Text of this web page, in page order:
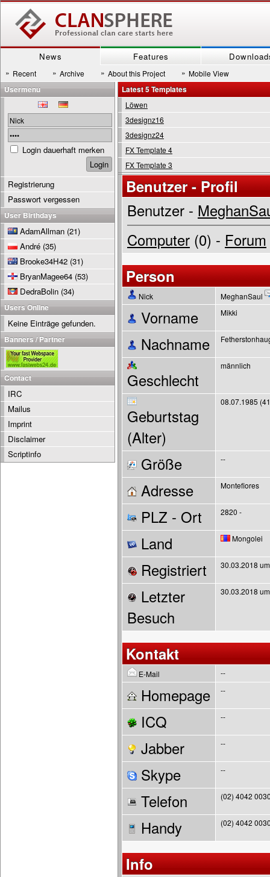
News Features
» Recent » Archive » About this Project » Mobile View
Latest 5 Templates
Löwen
3designz16
3designz24
FX Template 4
FX Template 3
Benutzer - Profil
Benutzer -
Computer (0) - Forum
Person
Nick MeghanSaul
Vorname Mikki
Nachname
Geschlecht
männlich
Geburtstag
(Alter)
08.07.1985
Größe --
Adresse Montefiores
PLZ - Ort 2820 -
Land Mongolei
Registriert 30.03.2018
Letzter
Besuch
30.03.2018
Kontakt
E-Mail --
Homepage --
ICQ --
Jabber --
Skype --
Telefon (02) 4042
Handy (02) 4042
Info
Usermenu
Login dauerhaft merken
Registrierung
Passwort vergessen
User Birthdays
AdamAllman (21)
André (35)
Brooke34H42 (31)
BryanMagee64 (53)
DedraBolin (34)
Users Online
Keine Einträge gefunden.
Banners / Partner
Contact
IRC
Mailus
Imprint
Disclaimer
Scriptinfo